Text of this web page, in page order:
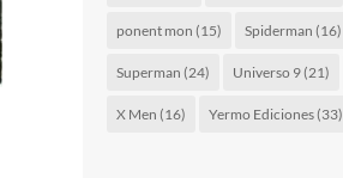
ponent mon (15) Spiderman (16)
Superman (24) Universo 9(21)
X Men (16) Yermo Ediciones(33)